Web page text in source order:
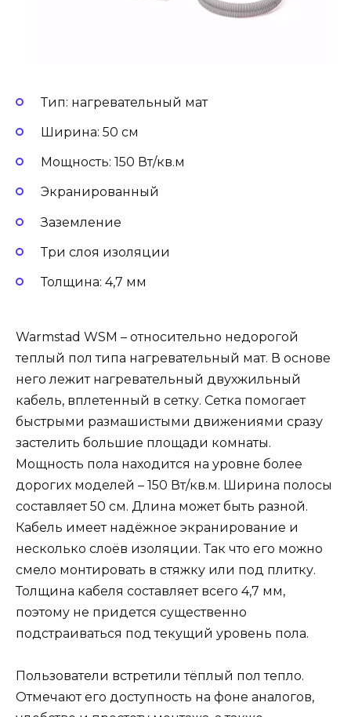
Тип: нагревательный мат
Ширина: 50 см
Мощность: 150 Вт/кв.м
Экранированный
Заземление
Три слоя изоляции
Толщина: 4,7 мм
Warmstad WSM – относительно недорогой
теплый пол типа нагревательный мат. В основе
него лежит нагревательный двухжильный
кабель, вплетенный в сетку. Сетка помогает
быстрыми размашистыми движениями сразу
застелить большие площади комнаты.
Мощность пола находится на уровне более
дорогих моделей – 150 Вт/кв.м. Ширина полосы
составляет 50 см. Длина может быть разной.
Кабель имеет надёжное экранирование и
несколько слоёв изоляции. Так что его можно
смело монтировать в стяжку или под плитку.
Толщина кабеля составляет всего 4,7 мм,
поэтому не придется существенно
подстраиваться под текущий уровень пола.
Пользователи встретили тёплый пол тепло.
Отмечают его доступность на фоне аналогов,